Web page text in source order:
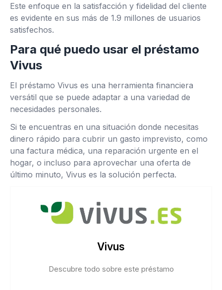
Este enfoque en la satisfacción y fidelidad del cliente
es evidente en sus más de 1.9 millones de usuarios
satisfechos.
Para qué puedo usar el préstamo
Vivus
El préstamo Vivus es una herramienta financiera
versátil que se puede adaptar a una variedad de
necesidades personales.
Si te encuentras en una situación donde necesitas
dinero rápido para cubrir un gasto imprevisto, como
una factura médica, una reparación urgente en el
hogar, o incluso para aprovechar una oferta de
último minuto, Vivus es la solución perfecta.
Vivus
Descubre todo sobre este préstamo